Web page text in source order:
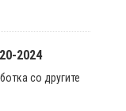
2024
со другите